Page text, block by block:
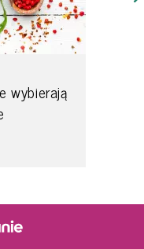
wybierają